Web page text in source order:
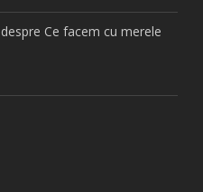
Ce facem cu merele